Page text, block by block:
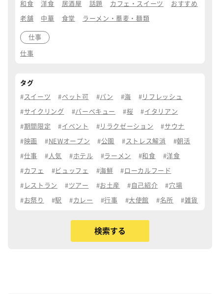
和食 洋食 居酒屋 話題 カフェ・スイーツ おすすめ
老舗 中華 食堂 ラーメン・蕎麦・麺類
仕事
仕事
タグ
スイーツ ペット可 パン 海 リフレッシュ
サイクリング バーベキュー 桜 イタリアン
期間限定 イベント リラクゼーション サウナ
映画 NEWオープン 公園 ストレス解消 朝活
仕事 人気 ホテル ラーメン 和食 洋食
カフェ ビュッフェ 海鮮 ローカルフード
レストラン ツアー お土産 自己紹介 穴場
お祭り 駅 カレー 行事 大使館 名所 雑貨